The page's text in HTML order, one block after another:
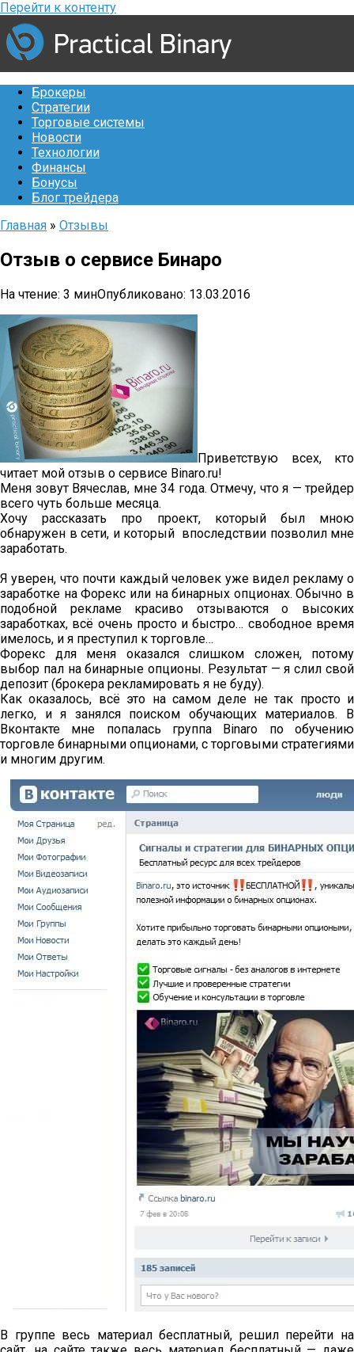
Перейти к контенту
Брокеры
Стратегии
Торговые системы
Новости
Технологии
Финансы
Бонусы
Блог трейдера
Главная » Отзывы
Отзыв о сервисе Бинаро
На чтение: 3 минОпубликовано: 13.03.2016
Приветствую всех, кто
читает мой отзыв о сервисе Binaro.ru!
Меня зовут Вячеслав, мне 34 года. Отмечу, что я — трейдер
всего чуть больше месяца.
Хочу рассказать про проект, который был мною
обнаружен в сети, и который впоследствии позволил мне
заработать.
Я уверен, что почти каждый человек уже видел рекламу о
заработке на Форекс или на бинарных опционах. Обычно в
подобной рекламе красиво отзываются о высоких
заработках, всё очень просто и быстро… свободное время
имелось, и я преступил к торговле…
Форекс для меня оказался слишком сложен, потому
выбор пал на бинарные опционы. Результат — я слил свой
депозит (брокера рекламировать я не буду).
Как оказалось, всё это на самом деле не так просто и
легко, и я занялся поиском обучающих материалов. В
Вконтакте мне попалась группа Binaro по обучению
торговле бинарными опционами, с торговыми стратегиями
и многим другим.
В группе весь материал бесплатный, решил перейти на